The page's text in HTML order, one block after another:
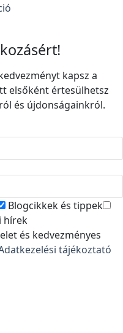
kapsz a
elsőként értesülhetsz
és újdonságainkról.
Blogcikkek és tippek
hírek
és kedvezményes
tájékoztató